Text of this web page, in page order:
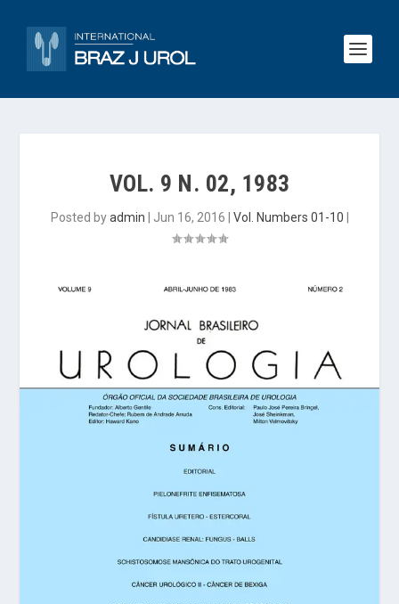
VOL. 9 N. 02, 1983
Posted byadmin Jun 16, 2016 Vol. Numbers 01-10